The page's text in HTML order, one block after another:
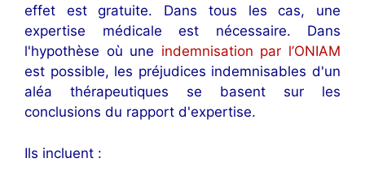
effet est gratuite. Dans tous les cas, une
expertise médicale est nécessaire. Dans
l'hypothèse où une indemnisation par l’ONIAM
est possible, les préjudices indemnisables d'un
aléa thérapeutiques se basent sur les
conclusions du rapport d'expertise.
Ils incluent :